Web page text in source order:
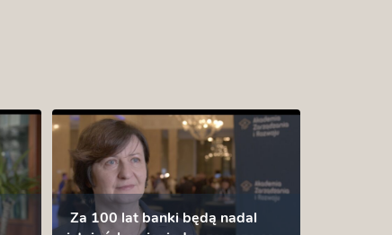
Za 100 lat banki będą nadal